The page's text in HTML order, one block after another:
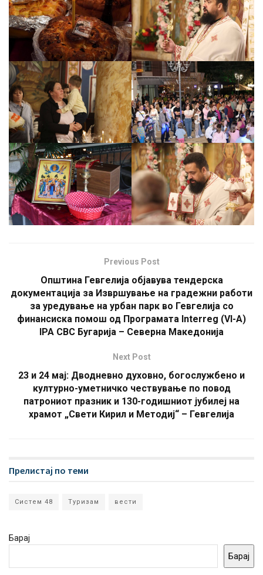
Previous Post
Општина Гевгелија објавува тендерска
документација за Извршување на градежни работи
за уредување на урбан парк во Гевгелија со
финансиска помош од Програмата Interreg (VI-A)
IPA CBC Бугарија – Северна Македонија
Next Post
23 и 24 мај: Дводневно духовно, богослужбено и
културно-уметничко чествување по повод
патрониот празник и 130-годишниот јубилеј на
храмот „Свети Кирил и Методиј“ – Гевгелија
Прелистај по теми
Систем 48 Туризам вести
Барај
Барај